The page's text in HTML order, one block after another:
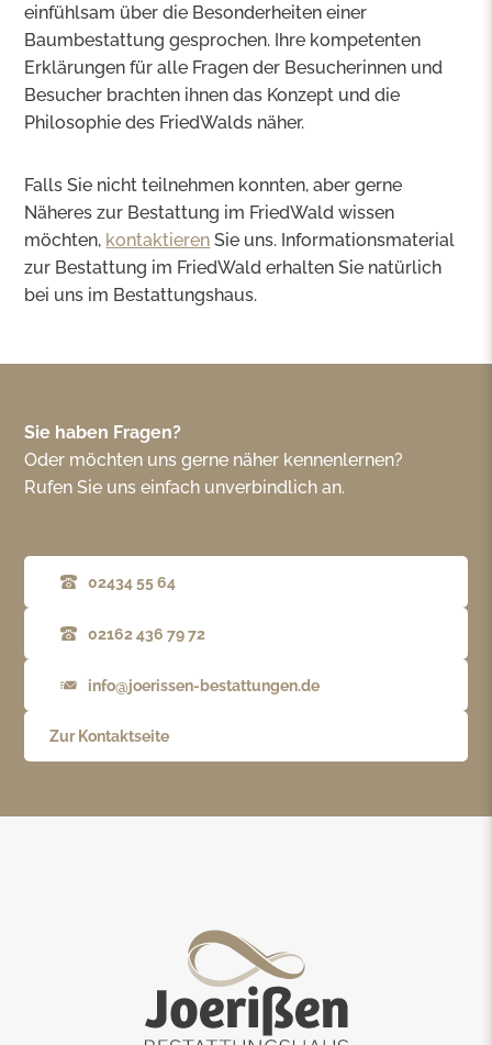
einfühlsam über die Besonderheiten einer
Baumbestattung gesprochen. Ihre kompetenten
Erklärungen für alle Fragen der Besucherinnen und
Besucher brachten ihnen das Konzept und die
Philosophie des FriedWalds näher.
Falls Sie nicht teilnehmen konnten, aber gerne
Näheres zur Bestattung im FriedWald wissen
möchten, kontaktieren Sie uns. Informationsmaterial
zur Bestattung im FriedWald erhalten Sie natürlich
bei uns im Bestattungshaus.
Sie haben Fragen?
Oder möchten uns gerne näher kennenlernen?
Rufen Sie uns einfach unverbindlich an.
02434 55 64
02162 436 79 72
info@joerissen-bestattungen.de
Zur Kontaktseite